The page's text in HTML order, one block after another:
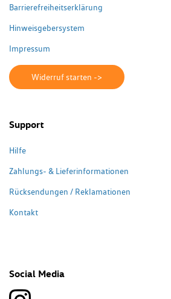
Barrierefreiheitserklärung
Hinweisgebersystem
Impressum
Widerruf starten ->
Support
Hilfe
Zahlungs- & Lieferinformationen
Rücksendungen / Reklamationen
Kontakt
Social Media